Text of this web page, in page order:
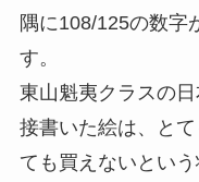
隅に108/125の数字
す。
東山魁夷クラスの
接書いた絵は、と
ても買えないという